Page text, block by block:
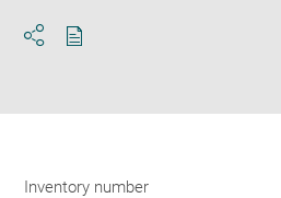
Inventory number